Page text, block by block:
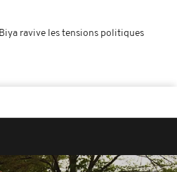
ravive les tensions politiques